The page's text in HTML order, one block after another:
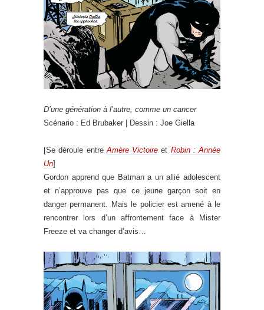
D’une génération à l’autre, comme un cancer
Scénario : Ed Brubaker | Dessin : Joe Giella
[Se déroule entreAmère Victoire et Robin : Année
Un]
Gordon apprend que Batman a un allié adolescent
et n’approuve pas que ce jeune garçon soit en
danger permanent. Mais le policier est amené à le
rencontrer lors d’un affrontement face à Mister
Freeze et va changer d’avis…